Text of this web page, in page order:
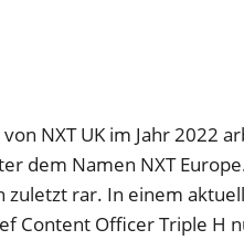
NXT UK im Jahr 2022
dem Namen NXT
zuletzt rar. In einem
Content Officer Triple H